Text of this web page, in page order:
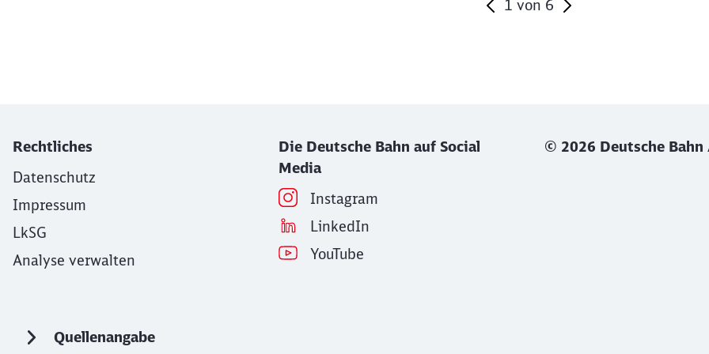
1 von 6
Rechtliches
Datenschutz
Impressum
LkSG
Analyse verwalten
Die Deutsche Bahn auf Social
Media
Instagram
LinkedIn
YouTube
© 2026 Deutsche Bahn
Quellenangabe